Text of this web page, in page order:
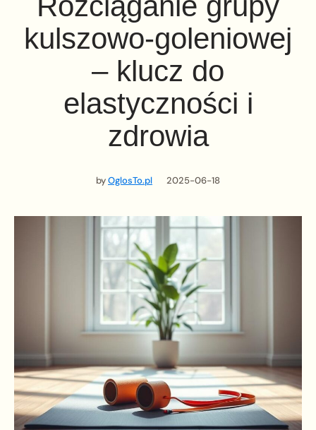
kulszowo-goleniowej
– klucz do
elastyczności i
zdrowia
byOglosTo.pl 2025-06-18